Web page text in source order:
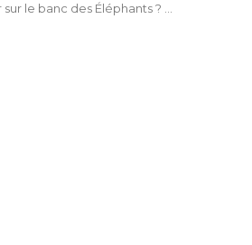
le banc des Éléphants ? ...